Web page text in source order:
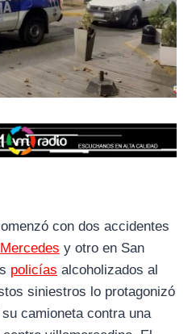
con dos accidentes
y otro en San
policías alcoholizados al
siniestros lo protagonizó
camioneta contra una